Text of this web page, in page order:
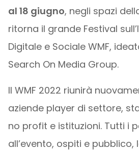
al 18 giugno, negli spazi
ritorna il grande Festival
Digitale e Sociale WMF,
Search On Media Group.
Il WMF 2022 riunirà
aziende player di settore,
no profit e istituzioni. Tutti i
all’evento, ospiti e pubblico,